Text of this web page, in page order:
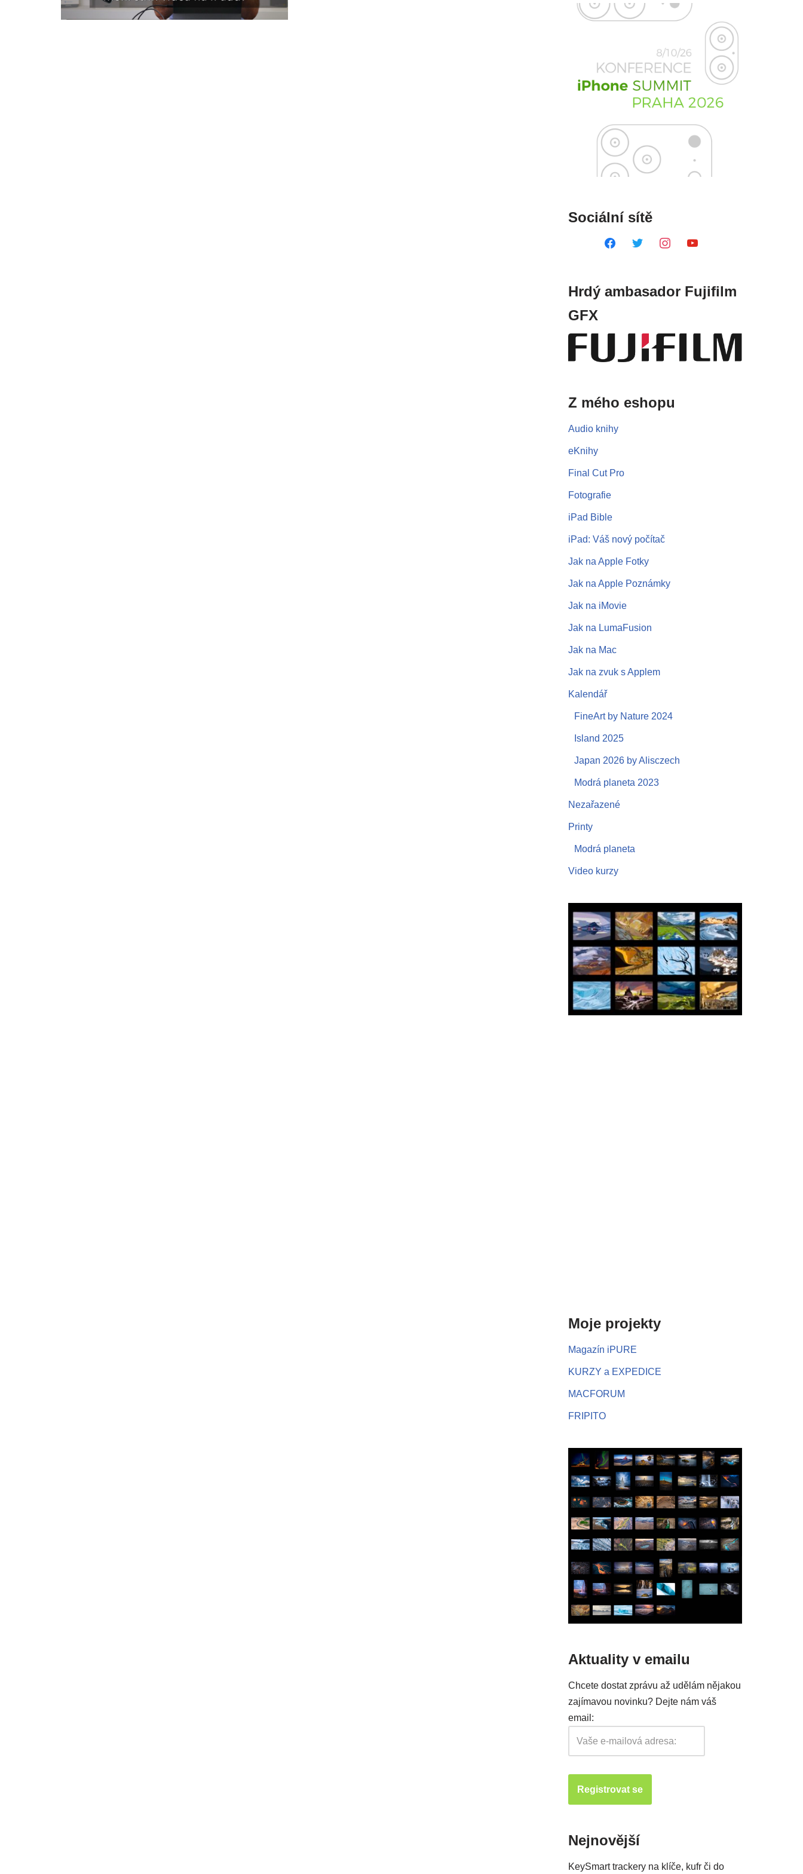
Sociální sítě
Hrdý ambasador Fujifilm
GFX
Z mého eshopu
Audio knihy
eKnihy
Final Cut Pro
Fotografie
iPad Bible
iPad: Váš nový počítač
Jak na Apple Fotky
Jak na Apple Poznámky
Jak na iMovie
Jak na LumaFusion
Jak na Mac
Jak na zvuk s Applem
Kalendář
FineArt by Nature 2024
Island 2025
Japan 2026 by Alisczech
Modrá planeta 2023
Nezařazené
Printy
Modrá planeta
Video kurzy
Moje projekty
Magazín iPURE
KURZY a EXPEDICE
MACFORUM
FRIPITO
Aktuality v emailu
Chcete dostat zprávu až udělám nějakou
zajímavou novinku? Dejte nám váš
email:
Nejnovější
KeySmart trackery na klíče, kufr či do